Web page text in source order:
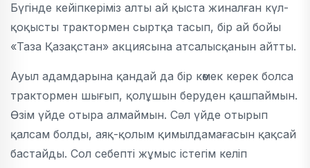
Бүгінде кейіпкеріміз алты ай қыста жиналған күл-
қоқысты трактормен сыртқа тасып, бір ай бойы
«Таза Қазақстан» акциясына атсалысқанын айтты.
Ауыл адамдарына қандай да бір көмек керек болса
трактормен шығып, қолұшын беруден қашпаймын.
Өзім үйде отыра алмаймын. Сәл үйде отырып
қалсам болды, аяқ-қолым қимылдамағасын қақсай
бастайды. Сол себепті жұмыс істегім келіп